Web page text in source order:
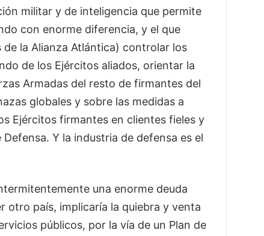
militar y de inteligencia que permite
con enorme diferencia, y el que
la Alianza Atlántica) controlar los
de los Ejércitos aliados, orientar la
Armadas del resto de firmantes del
globales y sobre las medidas a
Ejércitos firmantes en clientes fieles y
Y la industria de defensa es el
una enorme deuda
otro país, implicaría la quiebra y venta
públicos, por la vía de un Plan de